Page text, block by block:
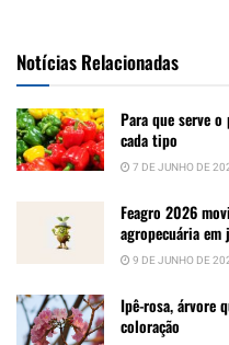
Notícias Relacionadas
Para que serve
cada tipo
7 DE JUNHO DE
Feagro 2026
agropecuária em
9 DE JUNHO DE
Ipê-rosa, árvore
coloração